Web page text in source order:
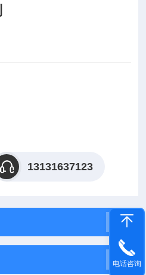
13131637123
电话咨询